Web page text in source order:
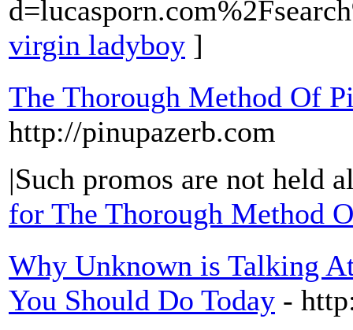
virgin ladyboy ]
The Thorough Method Of
http://pinupazerb.com
|Such promos are not held
for The Thorough Method
Why Unknown is Talking
You Should Do Today -